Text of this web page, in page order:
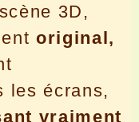
3D,
original,
les écrans,
vraiment